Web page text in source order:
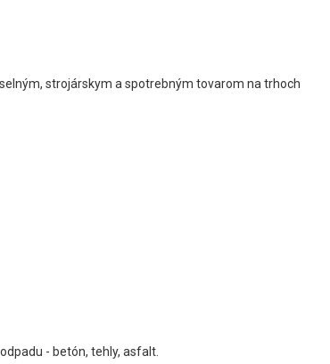
strojárskym a spotrebným tovarom na trhoch
- betón, tehly, asfalt.